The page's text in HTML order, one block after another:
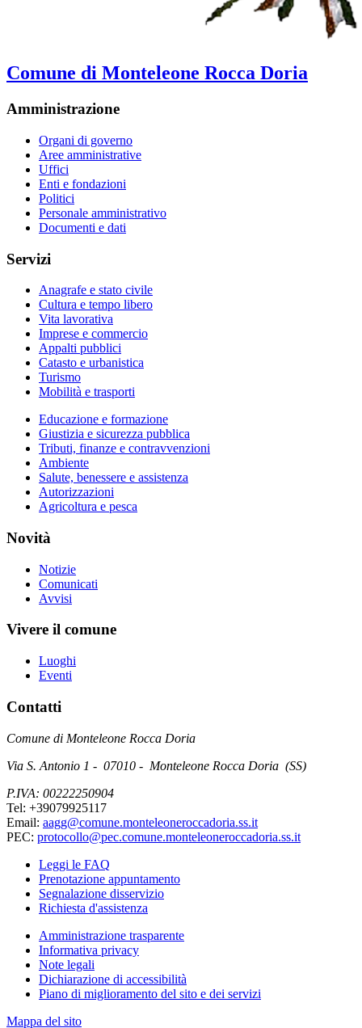
Comune di Monteleone Rocca Doria
Amministrazione
Organi di governo
Aree amministrative
Uffici
Enti e fondazioni
Politici
Personale amministrativo
Documenti e dati
Servizi
Anagrafe e stato civile
Cultura e tempo libero
Vita lavorativa
Imprese e commercio
Appalti pubblici
Catasto e urbanistica
Turismo
Mobilità e trasporti
Educazione e formazione
Giustizia e sicurezza pubblica
Tributi, finanze e contravvenzioni
Ambiente
Salute, benessere e assistenza
Autorizzazioni
Agricoltura e pesca
Novità
Notizie
Comunicati
Avvisi
Vivere il comune
Luoghi
Eventi
Contatti
Comune di Monteleone Rocca Doria
Via S. Antonio 1 - 07010 - Monteleone Rocca Doria (SS)
P.IVA: 00222250904
Tel: +39079925117
Email: aagg@comune.monteleoneroccadoria.ss.it
PEC: protocollo@pec.comune.monteleoneroccadoria.ss.it
Leggi le FAQ
Prenotazione appuntamento
Segnalazione disservizio
Richiesta d'assistenza
Amministrazione trasparente
Informativa privacy
Note legali
Dichiarazione di accessibilità
Piano di miglioramento del sito e dei servizi
Mappa del sito